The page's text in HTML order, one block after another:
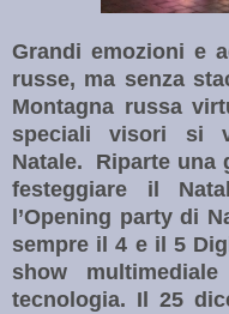
Grandi emozioni e
russe, ma senza
Montagna russa
speciali visori si
Natale. Riparte una
festeggiare il
l’Opening party di
sempre il 4 e il 5
show
tecnologia. Il 25